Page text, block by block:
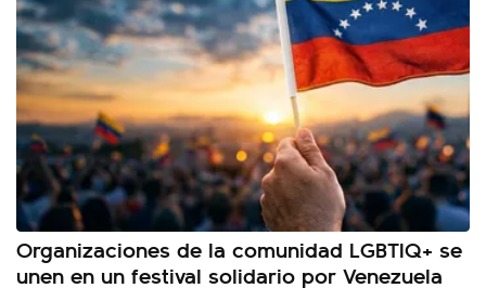
Organizaciones de la comunidad LGBTIQ+ se
unen en un festival solidario por Venezuela